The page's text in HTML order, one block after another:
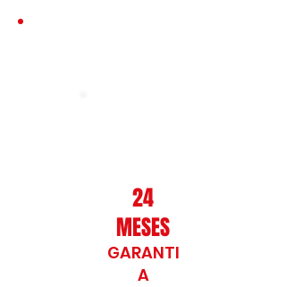
GARANTI
A
24
MESES